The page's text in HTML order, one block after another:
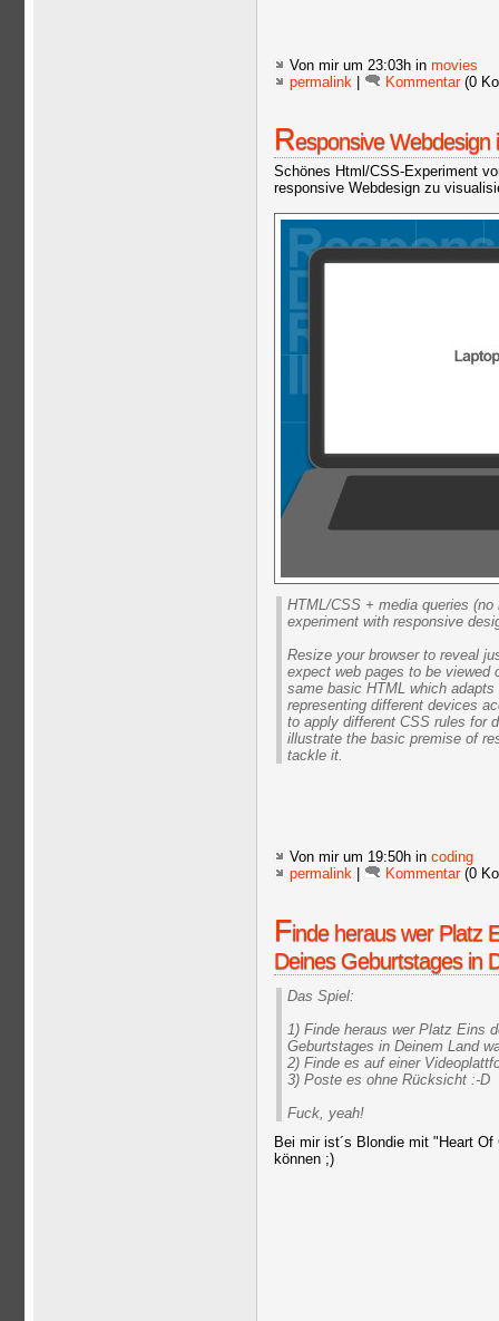
Von mir um 23:03h in movies
permalink
Kommentar(0
Responsive Webdesign
Schönes Html/CSS-Experiment
responsive Webdesign zu
HTML/CSS + media queries
experiment with responsive
Resize your browser to reveal
expect web pages to be viewed
same basic HTML which
representing different devices
to apply different CSS rules for
illustrate the basic premise of
tackle it.
Von mir um 19:50h in coding
permalink
Kommentar(0
Finde heraus wer Platz
Deines Geburtstages in
Das Spiel:
1) Finde heraus wer Platz Eins
Geburtstages in Deinem Land
2) Finde es auf einer
3) Poste es ohne Rücksicht :-D
Fuck, yeah!
Bei mir ist´s Blondie mit "Heart
können ;)